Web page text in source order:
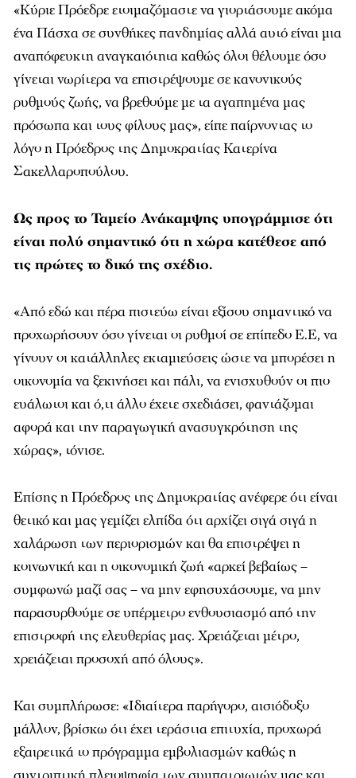
«Κύριε Πρόεδρε ετοιμαζόμαστε να γιορτάσουμε ακόμα
ένα Πάσχα σε συνθήκες πανδημίας αλλά αυτό είναι μια
αναπόφευκτη αναγκαιότητα καθώς όλοι θέλουμε όσο
γίνεται νωρίτερα να επιστρέψουμε σε κανονικούς
ρυθμούς ζωής, να βρεθούμε με τα αγαπημένα μας
πρόσωπα και τους φίλους μας», είπε παίρνοντας το
λόγο η Πρόεδρος της Δημοκρατίας Κατερίνα
Σακελλαροπούλου.
Ως προς το Ταμείο Ανάκαμψης υπογράμμισε ότι
είναι πολύ σημαντικό ότι η χώρα κατέθεσε από
τις πρώτες το δικό της σχέδιο.
«Από εδώ και πέρα πιστεύω είναι εξίσου σημαντικό να
προχωρήσουν όσο γίνεται οι ρυθμοί σε επίπεδο Ε.Ε, να
γίνουν οι κατάλληλες εκταμιεύσεις ώστε να μπορέσει η
οικονομία να ξεκινήσει και πάλι, να ενισχυθούν οι πιο
ευάλωτοι και ό,τι άλλο έχετε σχεδιάσει, φαντάζομαι
αφορά και την παραγωγική ανασυγκρότηση της
χώρας», τόνισε.
Επίσης η Πρόεδρος της Δημοκρατίας ανέφερε ότι είναι
θετικό και μας γεμίζει ελπίδα ότι αρχίζει σιγά σιγά η
χαλάρωση των περιορισμών και θα επιστρέψει η
κοινωνική και η οικονομική ζωή «αρκεί βεβαίως –
συμφωνώ μαζί σας – να μην εφησυχάσουμε, να μην
παρασυρθούμε σε υπέρμετρο ενθουσιασμό από την
επιστροφή της ελευθερίας μας. Χρειάζεται μέτρο,
χρειάζεται προσοχή από όλους».
Και συμπλήρωσε: «Ιδιαίτερα παρήγορο, αισιόδοξο
μάλλον, βρίσκω ότι έχει τεράστια επιτυχία, προχωρά
εξαιρετικά το πρόγραμμα εμβολιασμών καθώς η